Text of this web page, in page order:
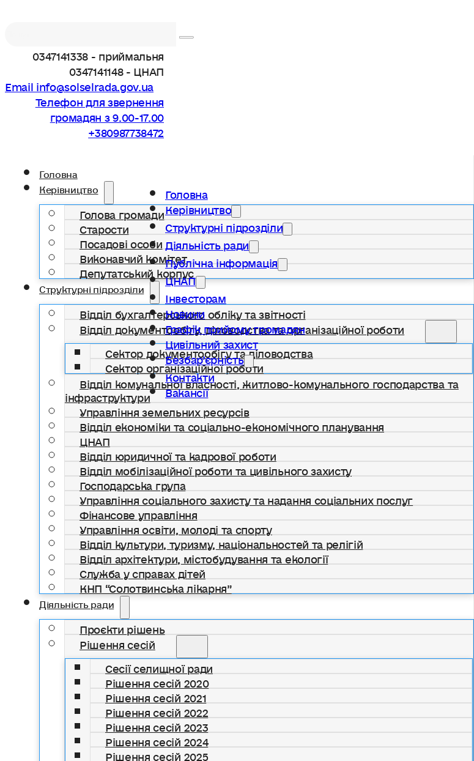
0347141338 - приймальня
0347141148 - ЦНАП
Email info@solselrada.gov.ua
Телефон для звернення
громадян з 9.00-17.00
+380987738472
Головна
Керівництво
Голова громади
Старости
Посадові особи
Виконавчий комітет
Депутатський корпус
Структурні підрозділи
Відділ бухгалтерського обліку та звітності
Відділ документообігу, діловодства та організаційної роботи
Сектор документообігу та діловодства
Сектор організаційної роботи
Відділ комунальної власності, житлово-комунального господарства та
інфраструктури
Управління земельних ресурсів
Відділ економіки та соціально-економічного планування
ЦНАП
Відділ юридичної та кадрової роботи
Відділ мобілізаційної роботи та цивільного захисту
Господарська група
Управління соціального захисту та надання соціальних послуг
Фінансове управління
Управління освіти, молоді та спорту
Відділ культури, туризму, національностей та релігій
Відділ архітектури, містобудування та екології
Служба у справах дітей
КНП “Солотвинська лікарня”
Діяльність ради
Проєкти рішень
Рішення сесій
Сесії селищної ради
Рішення сесій 2020
Рішення сесій 2021
Рішення сесій 2022
Рішення сесій 2023
Рішення сесій 2024
Рішення сесій 2025
Головна
Керівництво
Структурні підрозділи
Діяльність ради
Публічна інформація
ЦНАП
Інвесторам
Новини
Графік прийому громадян
Цивільний захист
Безбар’єрність
Контакти
Вакансії